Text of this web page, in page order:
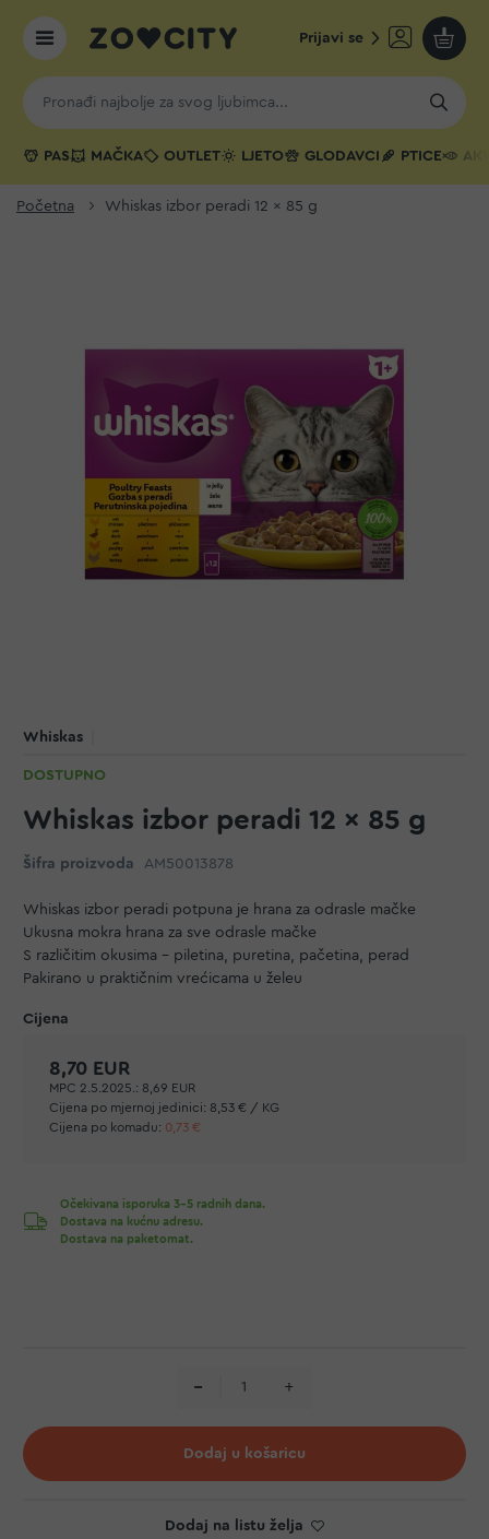
Prijavi se
Moja
PAS MAČKA OUTLET LJETO GLODAVCI PTICE
Početna Whiskas izbor peradi 12 x 85 g
Whiskas
DOSTUPNO
Whiskas izbor peradi 12 x 85 g
Šifra proizvoda AM50013878
Whiskas izbor peradi potpuna je hrana za odrasle mačke
Ukusna mokra hrana za sve odrasle mačke
S različitim okusima - piletina, puretina, pačetina, perad
Pakirano u praktičnim vrećicama u želeu
8,70 EUR
MPC 2.5.2025.: 8,69 EUR
Cijena po mjernoj jedinici: 8,53 € / KG
Cijena po komadu: 0,73 €
Očekivana isporuka 3-5 radnih dana.
Dostava na kućnu adresu.
Dostava na paketomat.
Dodaj u košaricu
Dodaj na listu želja